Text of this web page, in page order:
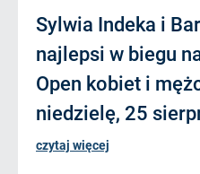
Sylwia Indeka i
najlepsi w biegu
Open kobiet i
niedzielę, 25
czytaj więcej